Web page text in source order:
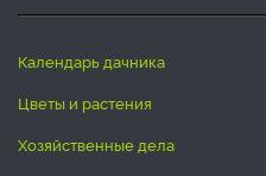
календарь дачника
цветы и растения
хозяйственные дела